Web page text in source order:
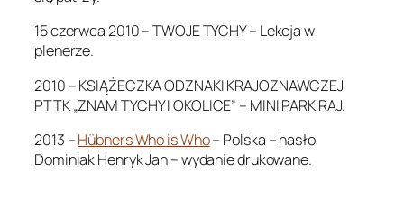
15 czerwca 2010 – TWOJE TYCHY – Lekcja w
plenerze.
2010 – KSIĄŻECZKA ODZNAKI KRAJOZNAWCZEJ
PTTK „ZNAM TYCHY I OKOLICE” – MINI PARK RAJ.
2013 –Hübners Who is Who– Polska – hasło
Dominiak Henryk Jan – wydanie drukowane.